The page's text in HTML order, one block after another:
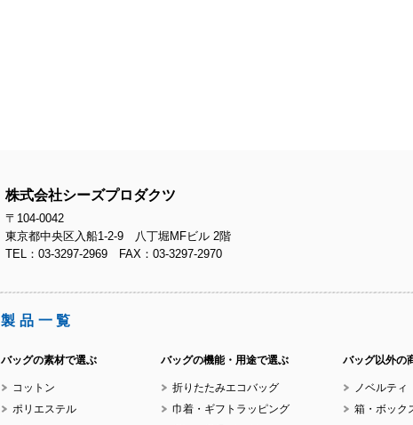
株式会社シーズプロダクツ
〒104-0042
東京都中央区入船1-2-9 八丁堀MFビル 2階
TEL：03-3297-2969 FAX：03-3297-2970
製品一覧
バッグの素材で選ぶ
コットン
ポリエステル
バッグの機能・用途で選ぶ
折りたたみエコバッグ
巾着・ギフトラッピング
バッグ以外の
ノベルティ
箱・ボック